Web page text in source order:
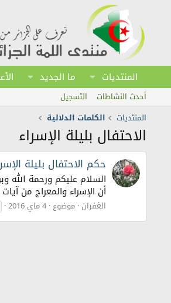
المنتديات ما الجديد
أحدث النشاطات
التسجيل
المنتديات
الكلمات الدلالية
الاحتفال بليلة الإسراء
حكم الاحتفال بليلة
السلام عليكم ورحمة الله
أن الإسراء والمعراج من
الغفران موضوع 4 ماي 2016